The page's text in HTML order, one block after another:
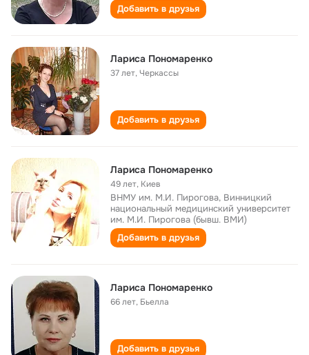
Добавить в друзья
Лариса Пономаренко
37 лет,Черкассы
Добавить в друзья
Лариса Пономаренко
49 лет, Киев
ВНМУ им. М.И. Пирогова, Винницкий
национальный медицинский университет
им. М.И. Пирогова (бывш. ВМИ)
Добавить в друзья
Лариса Пономаренко
66 лет, Бьелла
Добавить в друзья